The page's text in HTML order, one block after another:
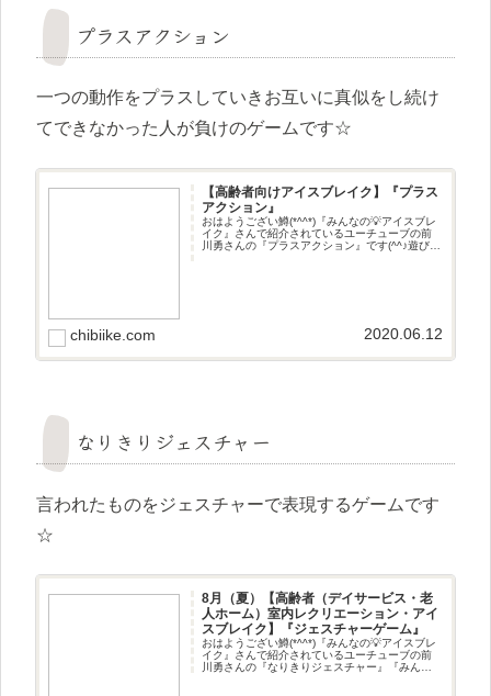
プラスアクション
一つの動作をプラスしていきお互いに真似をし続け
てできなかった人が負けのゲームです☆
【高齢者向けアイスブレイク】『プラス
アクション』
おはようござい鱒(*^^*)『みんなの💡アイスブレ
イク』さんで紹介されているユーチューブの前
川勇さんの『プラスアクション』です(^^♪遊び方
chibiike.com 2020.06.12
なりきりジェスチャー
言われたものをジェスチャーで表現するゲームです
☆
8月（夏）【高齢者（デイサービス・老
人ホーム）室内レクリエーション・アイ
スブレイク】『ジェスチャーゲーム』
おはようござい鱒(*^^*)『みんなの💡アイスブレ
イク』さんで紹介されているユーチューブの前
川勇さんの『なりきりジェスチャー』『みんな